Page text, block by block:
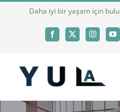
Daha iyi bir yaşam için
Facebook
X Instagram